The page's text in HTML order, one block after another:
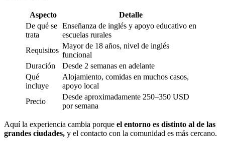
Aspecto
Detalle
De qué se
trata
Enseñanza de inglés y apoyo educativo en
escuelas rurales
Requisitos
Mayor de 18 años, nivel de inglés
funcional
Duración
Desde 2 semanas en adelante
Qué
incluye
Alojamiento, comidas en muchos casos,
apoyo local
Precio
Desde aproximadamente 250–350 USD
por semana
Aquí la experiencia cambia porque el entorno es distinto al de las
grandes ciudades, y el contacto con la comunidad es más cercano.